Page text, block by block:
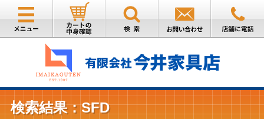
検索結果：SFD